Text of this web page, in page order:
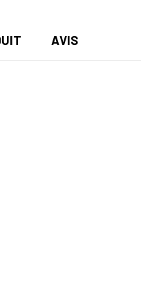
AVIS